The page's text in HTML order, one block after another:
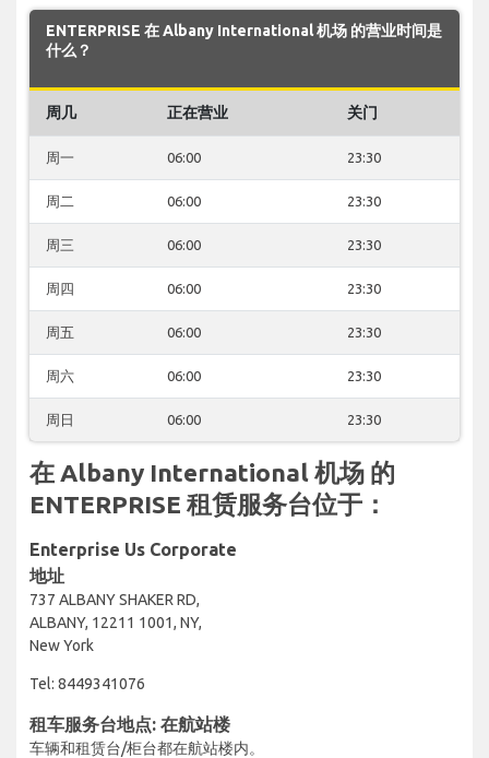
ENTERPRISE 在 Albany International 机场 的营业时间是
什么？
周几 正在营业 关门
周一 06:00 23:30
周二 06:00 23:30
周三 06:00 23:30
周四 06:00 23:30
周五 06:00 23:30
周六 06:00 23:30
周日 06:00 23:30
在 Albany International 机场 的
ENTERPRISE 租赁服务台位于：
Enterprise Us Corporate
地址
737 ALBANY SHAKER RD,
ALBANY, 12211 1001, NY,
New York
Tel: 8449341076
租车服务台地点: 在航站楼
车辆和租赁台/柜台都在航站楼内。